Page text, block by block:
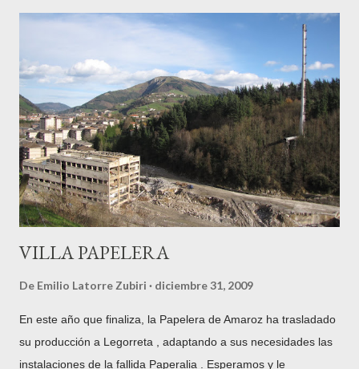
VILLA PAPELERA
De Emilio Latorre Zubiri diciembre 31, 2009
En este año que finaliza, la Papelera de Amaroz ha trasladado
su producción a Legorreta , adaptando a sus necesidades las
instalaciones de la fallida Paperalia . Esperamos y le